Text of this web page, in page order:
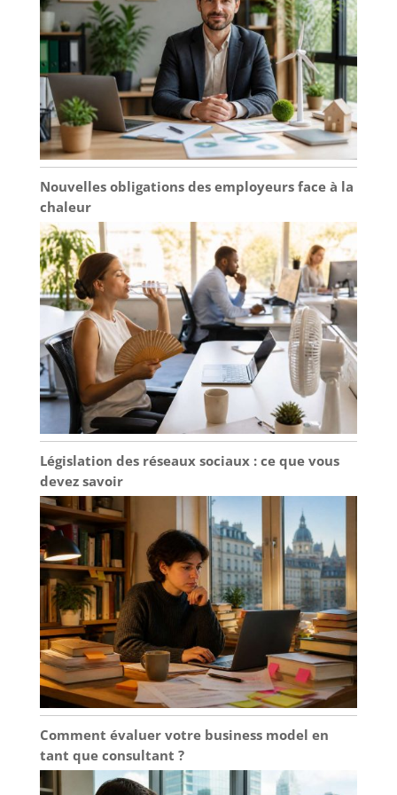
Nouvelles obligations des employeurs face à la
chaleur
Législation des réseaux sociaux : ce que vous
devez savoir
Comment évaluer votre business model en
tant que consultant ?